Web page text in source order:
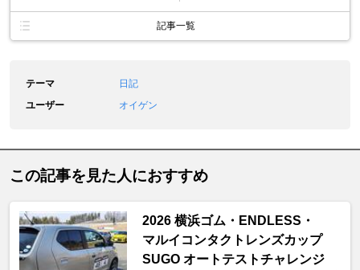
記事一覧
テーマ
日記
ユーザー
オイゲン
この記事を見た人におすすめ
2026 横浜ゴム・ENDLESS・
マルイコンタクトレンズカップ
SUGO オートテストチャレンジ